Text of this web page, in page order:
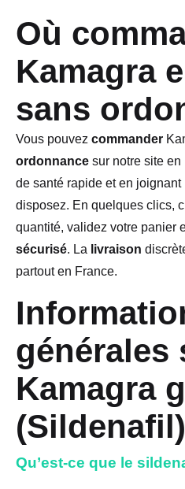
Où
Kamagra
sans
Vous pouvez commander
ordonnance sur notre site
de santé rapide et en
disposez. En quelques clics,
quantité, validez votre panier
sécurisé. La livraison
partout en France.
générales
Kamagra
(Sildenafil)
Qu’est-ce que le